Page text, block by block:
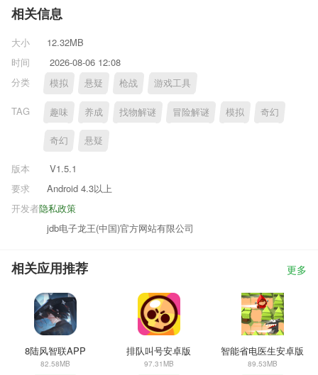
相关信息
大小
12.32MB
时间
2026-08-06 12:08
分类
模拟 悬疑 枪战 游戏工具
TAG 趣味 养成 找物解谜 冒险解谜 模拟 奇幻
奇幻 悬疑
版本
V1.5.1
要求
Android 4.3以上
隐私政策
开发者
jdb电子龙王(中国)官方网站有限公司
相关应用推荐 更多
8陆风智联APP
82.58MB
排队叫号安卓版
97.31MB
智能省电医生安卓版
89.53MB